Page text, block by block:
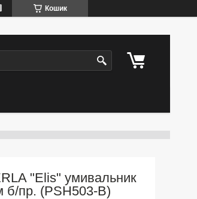
Кошик
"Elis" умивальник
б/пр. (PSH503-B)